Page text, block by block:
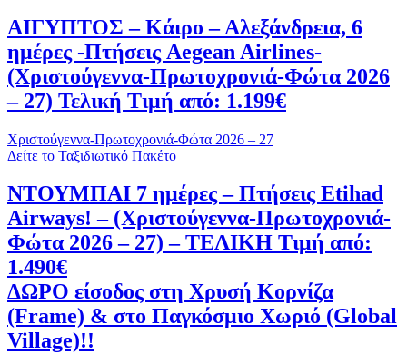
ΑΙΓΥΠΤΟΣ – Κάιρο – Αλεξάνδρεια, 6
ημέρες -Πτήσεις Aegean Airlines-
(Χριστούγεννα-Πρωτοχρονιά-Φώτα 2026
– 27) Τελική Τιμή από: 1.199€
Χριστούγεννα-Πρωτοχρονιά-Φώτα 2026 – 27
Δείτε το Ταξιδιωτικό Πακέτο
ΝΤΟΥΜΠΑΙ 7 ημέρες – Πτήσεις Etihad
Airways! – (Χριστούγεννα-Πρωτοχρονιά-
Φώτα 2026 – 27) – ΤΕΛΙΚΗ Τιμή από:
1.490€
ΔΩΡΟ είσοδος στη Χρυσή Κορνίζα
(Frame) & στο Παγκόσμιο Χωριό (Global
Village)!!